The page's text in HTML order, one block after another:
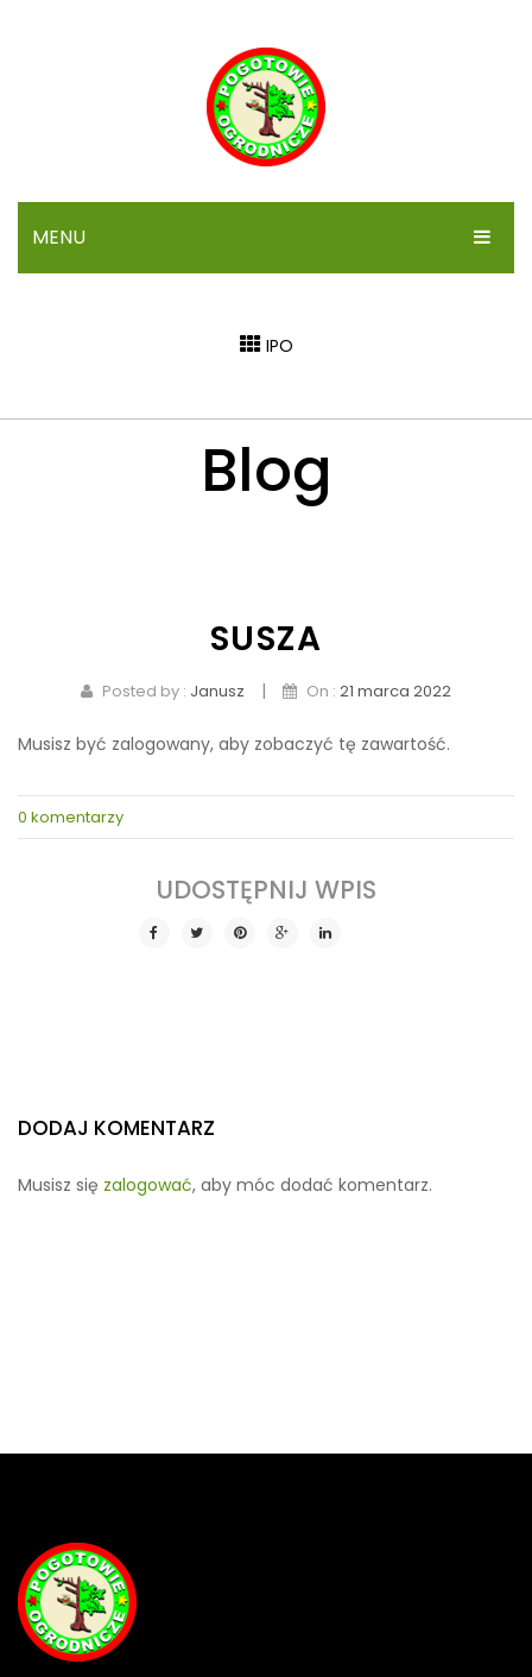
MENU
IPO
Blog
SUSZA
Posted by : Janusz | On : 21 marca 2022
Musisz być zalogowany, aby zobaczyć tę zawartość.
0 komentarzy
SHARE THIS POST
DODAJ KOMENTARZ
Musisz się zalogować, aby móc dodać komentarz.